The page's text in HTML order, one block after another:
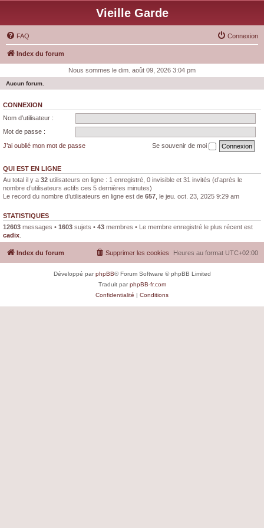
Vieille Garde
FAQ Connexion
Index du forum
Nous sommes le dim. août 09, 2026 3:04 pm
Aucun forum.
CONNEXION
Nom d’utilisateur :
Mot de passe :
J’ai oublié mon mot de passe
Se souvenir de moi
QUI EST EN LIGNE
Au total il y a 32 utilisateurs en ligne : 1 enregistré, 0 invisible et 31 invités (d’après le
nombre d’utilisateurs actifs ces 5 dernières minutes)
Le record du nombre d’utilisateurs en ligne est de 657 , le jeu. oct. 23, 2025 9:29 am
STATISTIQUES
12603 messages • 1603 sujets • 43 membres • Le membre enregistré le plus récent est
cadix
Index du forum Heures au format UTC+02:00
Supprimer les cookies
Développé parphpBB® Forum Software © phpBB Limited
Traduit parphpBB-fr.com
Confidentialité | Conditions